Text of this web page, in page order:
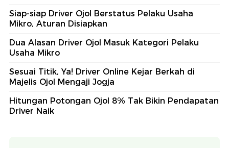
Siap-siap Driver Ojol Berstatus Pelaku Usaha
Mikro, Aturan Disiapkan
Dua Alasan Driver Ojol Masuk Kategori Pelaku
Usaha Mikro
Sesuai Titik, Ya! Driver Online Kejar Berkah di
Majelis Ojol Mengaji Jogja
Hitungan Potongan Ojol 8% Tak Bikin Pendapatan
Driver Naik